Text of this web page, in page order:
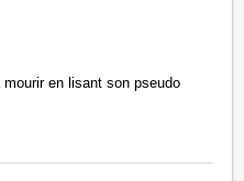
en lisant son pseudo